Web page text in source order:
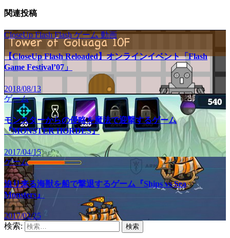
関連投稿
CloseUp FlashFlashゲーム動画
【CloseUp Flash Reloaded】オンラインイベント「Flash
Game Festival’07」
2018/08/13
ゲーム
モンスターからの侵略を魔法で迎撃するゲーム
『MONSTER HORDES』
2017/04/15
ゲーム
迫り来る海獣を船で撃退するゲーム『Ships vs Sea
Monsters』
2017/02/25
検索: